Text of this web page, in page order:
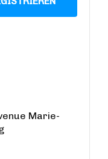
Marie-